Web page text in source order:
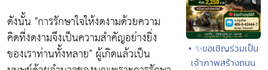
ดังนั้น "การรักษาใจให้งดงามด้วยความ
คิดที่งดงามจึงเป็นความสำคัญอย่างยิ่ง
ของเราท่านทั้งหลาย" ผู้เกิดแล้วเป็น
• ✨ขอเชิญร่วมเป็น
เจ้าภาพสร้างถนน